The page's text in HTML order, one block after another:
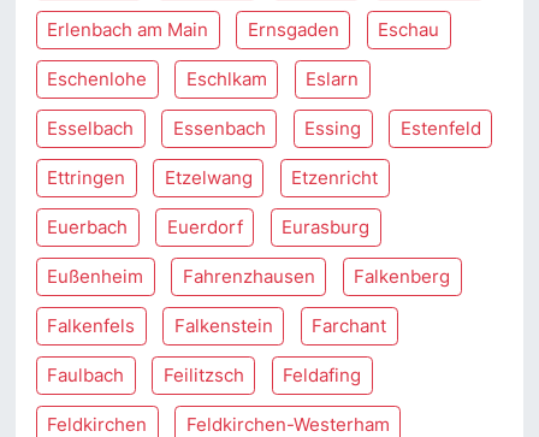
Erlenbach am Main Ernsgaden Eschau
Eschenlohe Eschlkam Eslarn
Esselbach Essenbach Essing Estenfeld
Ettringen Etzelwang Etzenricht
Euerbach Euerdorf Eurasburg
Eußenheim Fahrenzhausen Falkenberg
Falkenfels Falkenstein Farchant
Faulbach Feilitzsch Feldafing
Feldkirchen Feldkirchen-Westerham